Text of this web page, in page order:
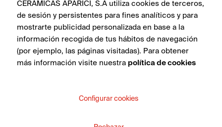
CERÁMICAS APARICI, S.A utiliza cookies de terceros,
de sesión y persistentes para fines analíticos y para
mostrarte publicidad personalizada en base a la
información recogida de tus hábitos de navegación
(por ejemplo, las páginas visitadas). Para obtener
más información visite nuestra política de cookies
Configurar cookies